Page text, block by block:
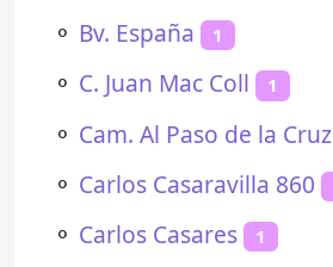
⚬ Bv. España 1
⚬ C. Juan Mac Coll 1
⚬ Cam. Al Paso de la Cruz
⚬ Carlos Casaravilla 860
⚬ Carlos Casares 1